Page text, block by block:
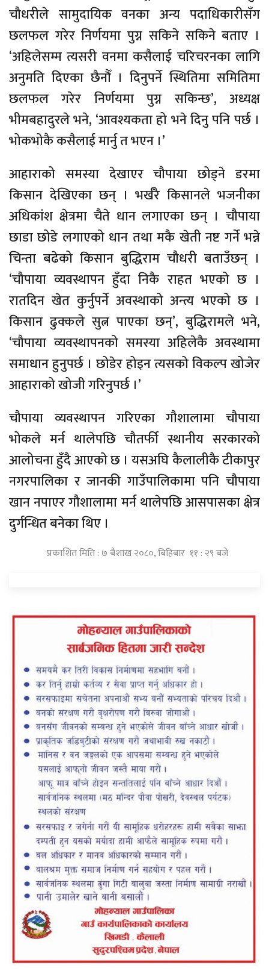
चौधरीले सामुदायिक वनका अन्य पदाधिकारीसँग
छलफल गरेर निर्णयमा पुग्न सकिने सकिने बताए ।
‘अहिलेसम्म त्यसरी वनमा कसैलाई चरिचरनका लागि
अनुमति दिएका छैनौँ । दिनुपर्ने स्थितिमा समितिमा
छलफल गरेर निर्णयमा पुग्न सकिन्छ’, अध्यक्ष
भीमबहादुरले भने, ‘आवश्यकता हो भने दिनु पनि पर्छ ।
भोकभोकै कसैलाई मार्नु त भएन ।’
आहाराको समस्या देखाएर चौपाया छोड्ने डरमा
किसान देखिएका छन् । भर्खरै किसानले भजनीका
अधिकांश क्षेत्रमा चैते धान लगाएका छन् । चौपाया
छाडा छोडे लगाएको धान तथा मकै खेती नष्ट गर्ने भन्ने
चिन्ता बढेको किसान बुद्धिराम चौधरी बताउँछन् ।
‘चौपाया व्यवस्थापन हुँदा निकै राहत भएको छ ।
रातदिन खेत कुर्नुपर्ने अवस्थाको अन्त्य भएको छ ।
किसान ढुक्कले सुत्न पाएका छन्’, बुद्धिरामले भने,
‘चौपाया व्यवस्थापनको समस्या अहिलेकै अवस्थामा
समाधान हुनुपर्छ । छोडेर होइन त्यसको विकल्प खोजेर
आहाराको खोजी गरिनुपर्छ ।’
चौपाया व्यवस्थापन गरिएका गौशालामा चौपाया
भोकले मर्न थालेपछि चौतर्फी स्थानीय सरकारको
आलोचना हुँदै आएको छ । यसअघि कैलालीकै टीकापुर
नगरपालिका र जानकी गाउँपालिकामा पनि चौपाया
खान नपाएर गौशालामा मर्न थालेपछि आसपासका क्षेत्र
दुर्गन्धित बनेका थिए ।
प्रकाशित मिति : ७ बैशाख २०८०, बिहिबार ११ : २९ बजे